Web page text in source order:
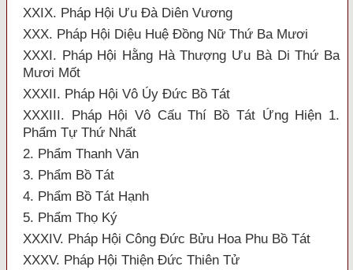
XXIX. Pháp Hội Ưu Đà Diên Vương
XXX. Pháp Hội Diệu Huệ Đồng Nữ Thứ Ba Mươi
XXXI. Pháp Hội Hằng Hà Thượng Ưu Bà Di Thứ Ba
Mươi Mốt
XXXII. Pháp Hội Vô Úy Đức Bồ Tát
XXXIII. Pháp Hội Vô Cấu Thí Bồ Tát Ứng Hiện 1.
Phẩm Tự Thứ Nhất
2. Phẩm Thanh Văn
3. Phẩm Bồ Tát
4. Phẩm Bồ Tát Hạnh
5. Phẩm Thọ Ký
XXXIV. Pháp Hội Công Đức Bửu Hoa Phu Bồ Tát
XXXV. Pháp Hội Thiện Đức Thiên Tử